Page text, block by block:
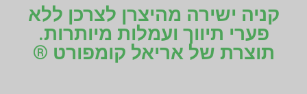
קניה ישירה מהיצרן לצרכן ללא
פערי תיווך ועמלות מיותרות.
תוצרת של אריאל קומפורט ®